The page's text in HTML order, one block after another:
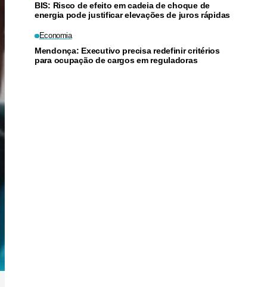
BIS: Risco de efeito em cadeia de choque de
energia pode justificar elevações de juros rápidas
Economia
Mendonça: Executivo precisa redefinir critérios
para ocupação de cargos em reguladoras